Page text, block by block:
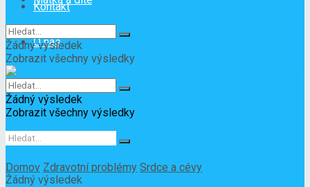
O nás
Kontakt
Žádný výsledek
Kontakt
Žádný výsledek
Zobrazit všechny výsledky
Žádný výsledek
Zobrazit všechny výsledky
Domov Zdravotní problémy Srdce a cévy